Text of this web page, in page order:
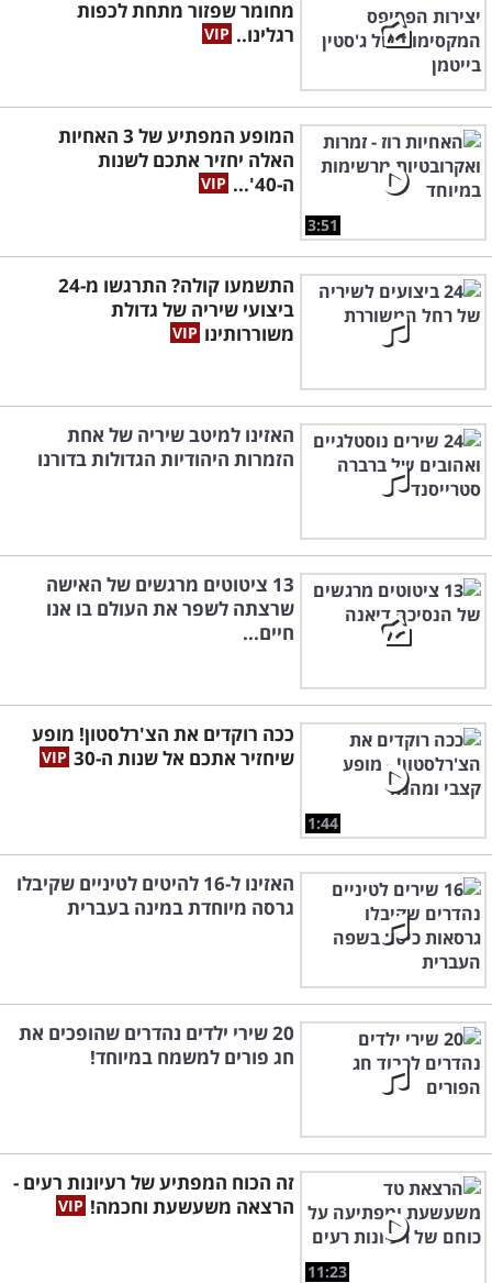
מחומר שפזור מתחת לכפות
רגלינו..
3:51
המופע המפתיע של 3 האחיות
האלה יחזיר אתכם לשנות
ה-40'...
התשמעו קולה? התרגשו מ-24
ביצועי שיריה של גדולת
משוררותינו
האזינו למיטב שיריה של אחת
הזמרות היהודיות הגדולות בדורנו
13 ציטוטים מרגשים של האישה
שרצתה לשפר את העולם בו אנו
חיים...
1:44
ככה רוקדים את הצ'רלסטון! מופע
שיחזיר אתכם אל שנות ה-30
האזינו ל-16 להיטים לטיניים שקיבלו
גרסה מיוחדת במינה בעברית
20 שירי ילדים נהדרים שהופכים את
חג פורים למשמח במיוחד!
11:23
זה הכוח המפתיע של רעיונות רעים -
הרצאה משעשעת וחכמה!